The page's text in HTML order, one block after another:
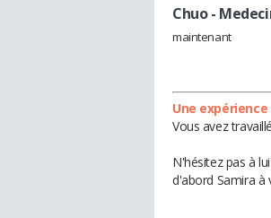
Chuo-
maintenant
Une
Vous avez
N'hésitez pas à
d'abord Samira à